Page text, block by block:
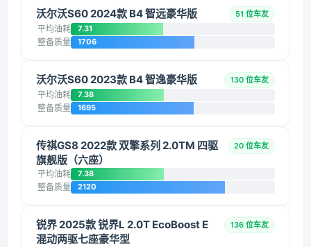
沃尔沃S60 2024款 B4 智远豪华版 51 位车友
平均油耗 7.31
整备质量 1706
沃尔沃S60 2023款 B4 智逸豪华版 130 位车友
平均油耗 7.38
整备质量 1695
传祺GS8 2022款 双擎系列 2.0TM 四驱
旗舰版（六座）
20 位车友
平均油耗 7.38
整备质量 2120
锐界 2025款 锐界L 2.0T EcoBoost E
混动两驱七座豪华型
136 位车友